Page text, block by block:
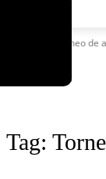
Torneo de
Tag: